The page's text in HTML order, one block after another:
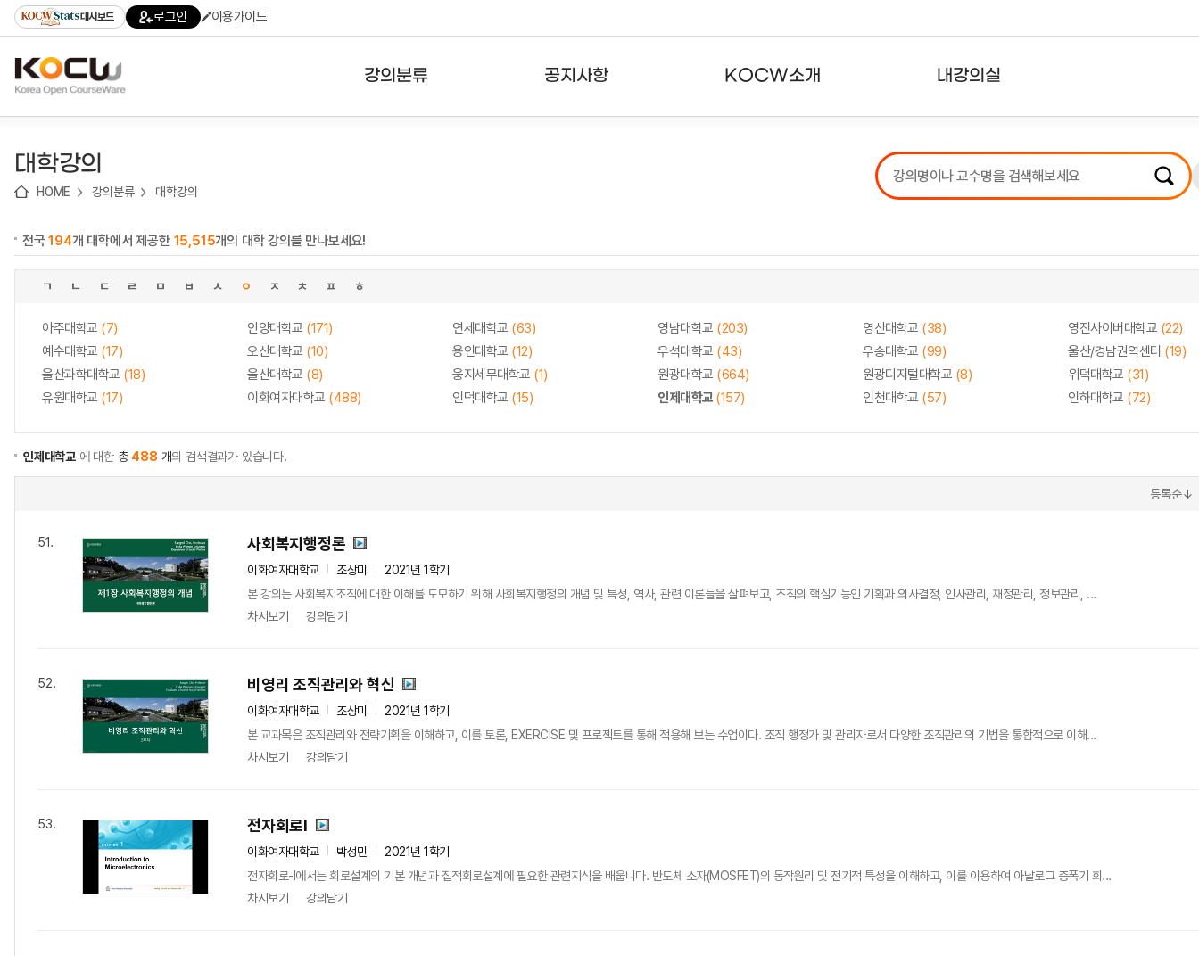
기
기
기
content)
가
대시보드 로그인 이용가이드
강의분류 공지사항 KOCW소개 내강의실
강의리스트
수강확인증강의
대학강의
HOME 강의분류 대학강의
전국194개 대학에서 제공한 15,515개의 대학 강의를 만나보세요!
ㄱ ㄴ ㄷ ㄹ ㅁ ㅂ ㅅ ㅇ ㅈ ㅊ ㅍ ㅎ
아주대학교 (7) 안양대학교 (171) 연세대학교 (63) 영남대학교 (203) 영산대학교 (38) 영진사이버대학교 (22)
예수대학교 (17) 오산대학교 (10) 용인대학교 (12) 우석대학교 (43) 우송대학교 (99) 울산/경남권역센터 (19)
울산과학대학교 (18) 울산대학교 (8) 웅지세무대학교 (1) 원광대학교 (664) 원광디지털대학교 (8) 위덕대학교 (31)
유원대학교 (17) 이화여자대학교 (488) 인덕대학교 (15) 인제대학교(157) 인천대학교 (57) 인하대학교 (72)
인제대학교 에 대한 총 488 개의 검색결과가 있습니다.
등록순↓
51. 사회복지행정론
이화여자대학교 조상미
2021년 1학기
본 강의는 사회복지조직에 대한 이해를 도모하기 위해 사회복지행정의 개념 및 특성, 역사, 관련 이론들을 살펴보고, 조직의 핵심기능인 기획과 의사결정, 인사관리, 재정관리, 정보관리, ...
차시보기
강의담기
52. 비영리 조직관리와 혁신
이화여자대학교 조상미
2021년 1학기
본 교과목은 조직관리와 전략기획을 이해하고, 이를 토론, EXERCISE 및 프로젝트를 통해 적용해 보는 수업이다. 조직 행정가 및 관리자로서 다양한 조직관리의 기법을 통합적으로 이해...
차시보기
강의담기
53. 전자회로I
이화여자대학교 박성민
2021년 1학기
전자회로-I에서는 회로설계의 기본 개념과 집적회로설계에 필요한 관련지식을 배웁니다. 반도체 소자(MOSFET)의 동작원리 및 전기적 특성을 이해하고, 이를 이용하여 아날로그 증폭기 회...
차시보기
강의담기